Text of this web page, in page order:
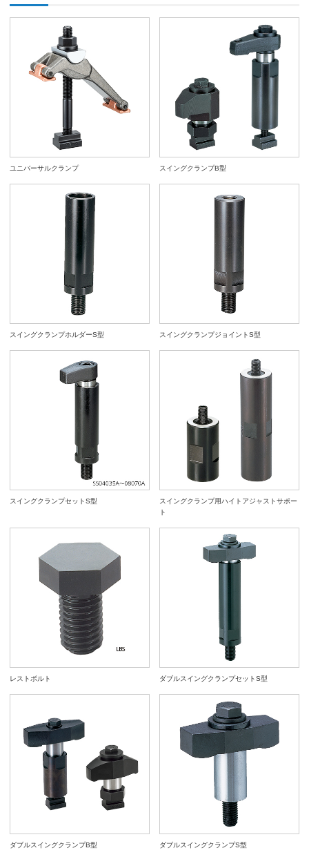
ユニバーサルクランプ スイングクランプB型
スイングクランプホルダーS型 スイングクランプジョイントS型
スイングクランプセットS型
スイングクランプ用ハイトアジャストサポー
ト
レストボルト ダブルスイングクランプセットS型
ダブルスイングクランプB型 ダブルスイングクランプS型